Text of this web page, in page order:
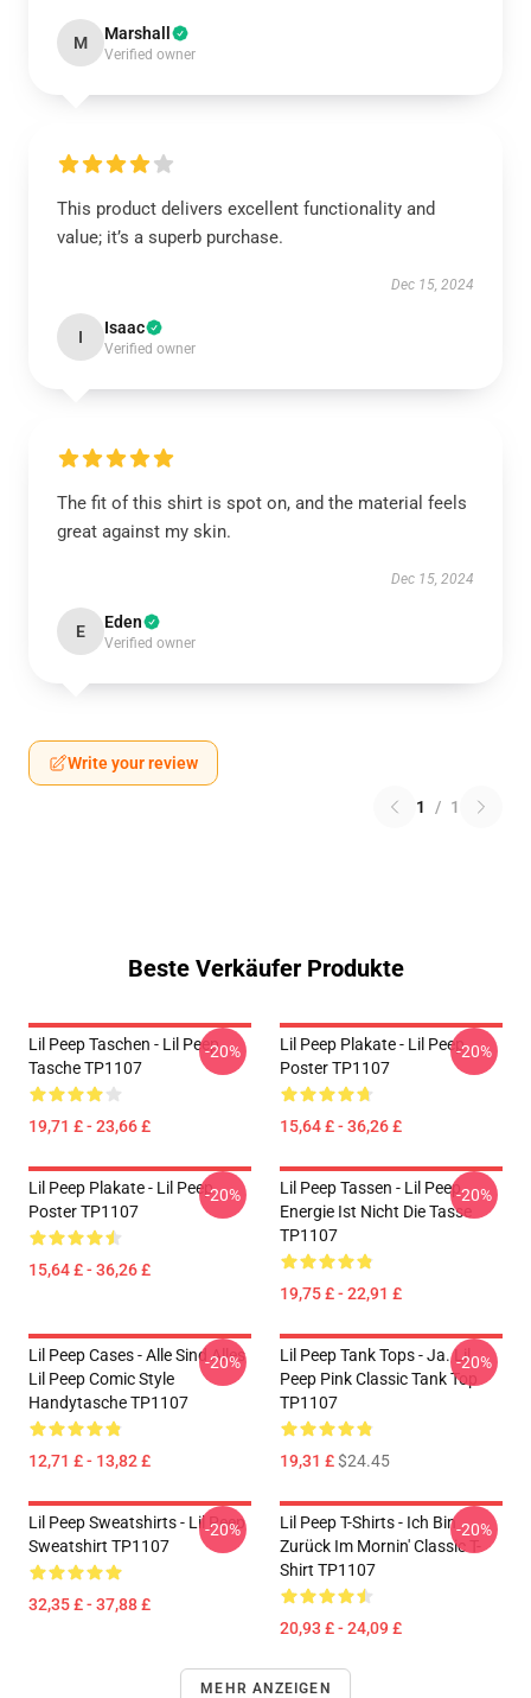
M Marshall
Verified owner
This product delivers excellent functionality and
value; it’s a superb purchase.
Dec 15, 2024
I Isaac
Verified owner
The fit of this shirt is spot on, and the material feels
great against my skin.
Dec 15, 2024
E Eden
Verified owner
Write your review
1 / 1
Beste Verkäufer Produkte
Lil Peep Taschen - Lil Peep
Tasche TP1107
19,71 £ - 23,66 £
-20%
Lil Peep Plakate - Lil Peep
Poster TP1107
15,64 £ - 36,26 £
-20%
Lil Peep Plakate - Lil Peep
Poster TP1107
15,64 £ - 36,26 £
-20%
Lil Peep Tassen - Lil Peep
Energie Ist Nicht Die Tasse
TP1107
19,75 £ - 22,91 £
-20%
Lil Peep Cases - Alle Sind Alles
Lil Peep Comic Style
Handytasche TP1107
12,71 £ - 13,82 £
-20%
Lil Peep Tank Tops - Ja. Lil
Peep Pink Classic Tank Top
TP1107
19,31 £$24.45
-20%
Lil Peep Sweatshirts - Lil Peep
Sweatshirt TP1107
32,35 £ - 37,88 £
-20%
Lil Peep T-Shirts - Ich Bin
Zurück Im Mornin' Classic T-
Shirt TP1107
20,93 £ - 24,09 £
-20%
MEHR ANZEIGEN